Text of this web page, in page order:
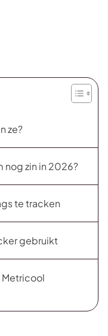
ze?
nog zin in 2026?
te tracken
gebruikt
Metricool